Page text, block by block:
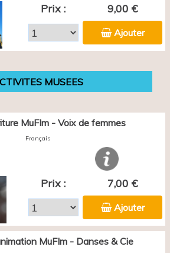
Prix : 9,00 €
Ajouter
MUSEES
MuFIm - Voix de femmes
Français
Prix : 7,00 €
Ajouter
MuFIm - Danses & Cie